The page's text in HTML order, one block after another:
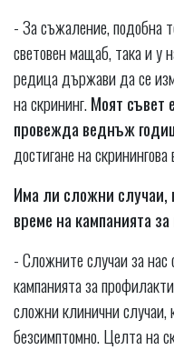
- За съжаление, подобна
световен мащаб, така и у
редица държави да се
на скрининг.Моят съвет
провежда веднъж
достигане на скринингова
Има ли сложни случаи,
време на кампанията
- Сложните случаи за
кампанията за
сложни клинични случаи,
безсимптомно. Целта на